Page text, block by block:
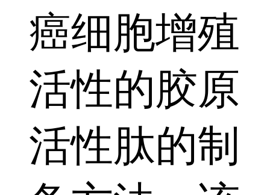
癌细胞增殖
活性的胶原
活性肽的制